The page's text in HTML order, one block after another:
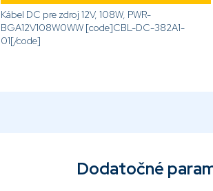
Kábel DC pre zdroj 12V, 108W, PWR-
BGA12V108W0WW [code]CBL-DC-382A1-
01[/code]
Dodatočné